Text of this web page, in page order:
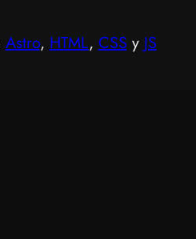
Astro, HTML, CSS y JS